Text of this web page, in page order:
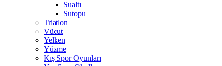
Sualtı
Sutopu
Triatlon
Vücut
Yelken
Yüzme
Kış Spor Oyunları